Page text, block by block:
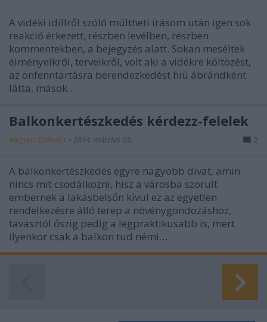
A vidéki idillről szóló múltheti írásom után igen sok
reakció érkezett, részben levélben, részben
kommentekben, a bejegyzés alatt. Sokan meséltek
élményeikről, terveikről, volt aki a vidékre költözést,
az önfenntartásra berendezkedést hiú ábrándként
látta, mások…
Balkonkertészkedés kérdezz-felelek
Megyeri Szabolcs • 2014. március 03. 2
A balkonkertészkedés egyre nagyobb divat, amin
nincs mit csodálkozni, hisz a városba szorult
embernek a lakásbelsőn kívül ez az egyetlen
rendelkezésre álló terep a növénygondozáshoz,
tavasztól őszig pedig a legpraktikusabb is, mert
ilyenkor csak a balkon tud némi…